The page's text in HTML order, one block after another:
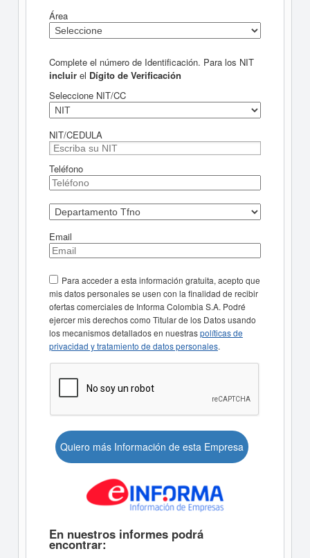
Área
Complete el número de Identificación. Para los NIT
incluirel Dígito de Verificación
Seleccione NIT/CC
NIT/CEDULA
Teléfono
Email
Para acceder a esta información gratuita, acepto que
mis datos personales se usen con la finalidad de recibir
ofertas comerciales de Informa Colombia S.A. Podré
ejercer mis derechos como Titular de los Datos usando
los mecanismos detallados en nuestraspolíticas de
privacidad y tratamiento de datos personales.
Quiero más Información de esta Empresa
En nuestros informes podrá
encontrar: